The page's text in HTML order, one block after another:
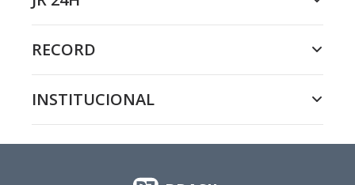
RECORD
INSTITUCIONAL